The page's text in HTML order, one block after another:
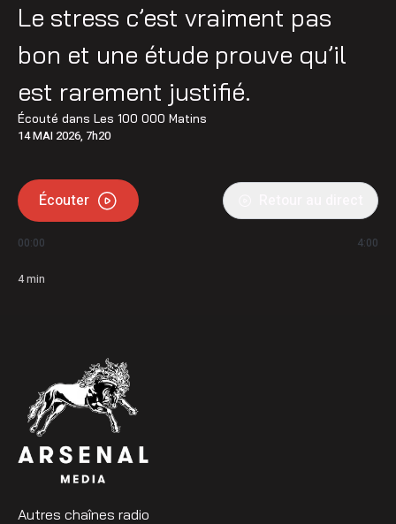
Le stress c’est vraiment pas
bon et une étude prouve qu’il
est rarement justifié.
Écouté dans Les 100 000 Matins
14 MAI 2026, 7h20
Écouter
00:00 4:00
4min
Autres chaînes radio